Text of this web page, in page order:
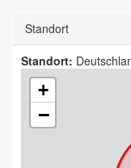
Standort
Standort:
+
−